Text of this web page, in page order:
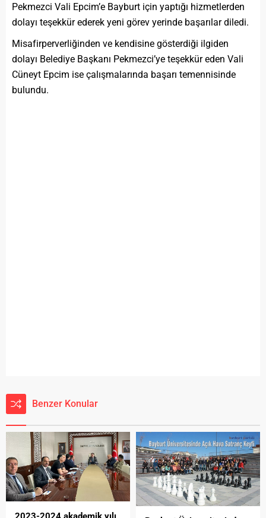
Pekmezci Vali Epcim’e Bayburt için yaptığı hizmetlerden
dolayı teşekkür ederek yeni görev yerinde başarılar diledi.
Misafirperverliğinden ve kendisine gösterdiği ilgiden
dolayı Belediye Başkanı Pekmezci’ye teşekkür eden Vali
Cüneyt Epcim ise çalışmalarında başarı temennisinde
bulundu.
Benzer Konular